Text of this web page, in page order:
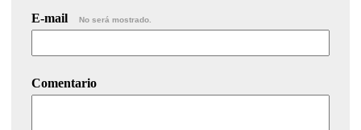
E-mail No será mostrado.
Comentario